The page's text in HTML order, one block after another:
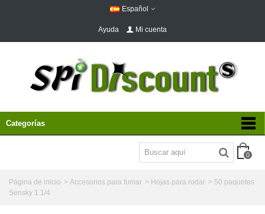
Español
Ayuda Mi cuenta
Categorías
0
Página de inicio > Accesorios para fumar > Hojas para rodar > 50 paquetes
Sensky 1 1/4